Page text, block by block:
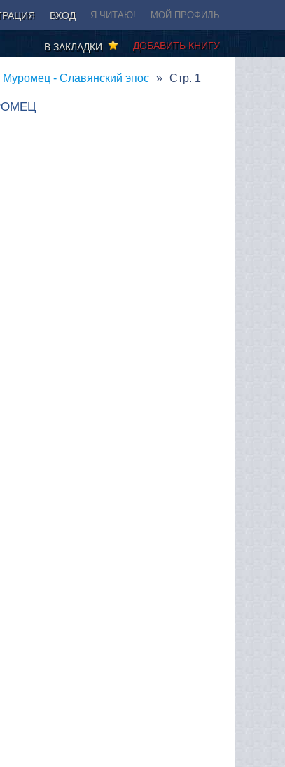
ВХОД Я ЧИТАЮ! МОЙ ПРОФИЛЬ
ДОБАВИТЬ КНИГУ
В ЗАКЛАДКИ
- Славянский эпос Стр. 1